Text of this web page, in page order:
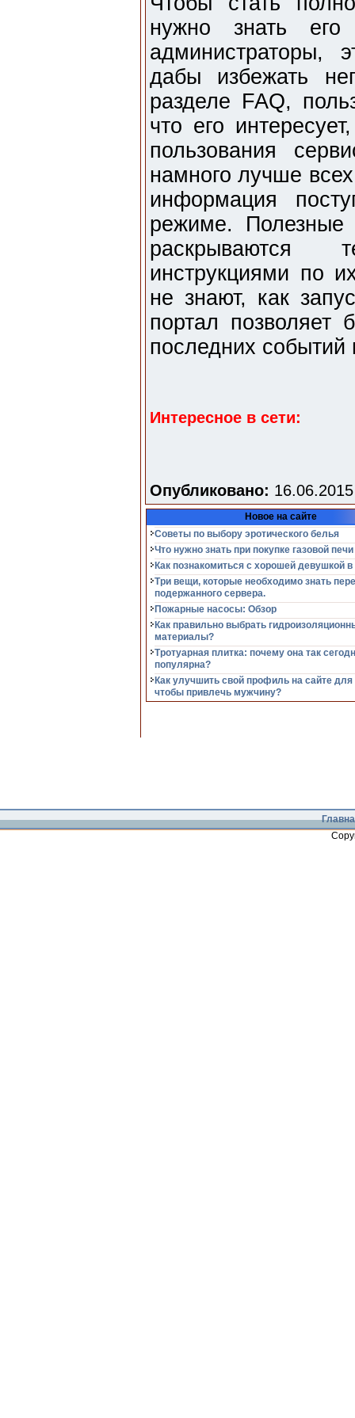
нужно знать
администраторы,
дабы избежать
разделе FAQ,
что его
пользования
намного лучше
информация
режиме. Полезные
раскрываются
инструкциями по
не знают, как
портал
последних событий
Интересное в сети:
Опубликовано:
Новое на сайте
Советы по выбору эротического белья
Что нужно знать при покупке газовой печи
Как познакомиться с хорошей девушкой в
Три вещи, которые необходимо знать
подержанного сервера.
Пожарные насосы: Обзор
Как правильно выбрать
материалы?
Тротуарная плитка: почему она так
популярна?
Как улучшить свой профиль на сайте для
чтобы привлечь мужчину?